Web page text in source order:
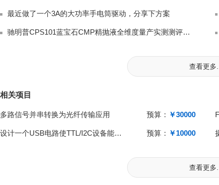
最近做了一个3A的大功率手电筒驱动，分享下方案
驰明普CPS101蓝宝石CMP精抛液全维度量产实测测评｜LED衬底国产硅溶胶抛光替
查看更多
相关项目
多路信号并串转换为光纤传输应用 预算： ￥30000
设计一个USB电路使TTL/I2C设备能用USB2.0通信 预算： ￥10000
查看更多